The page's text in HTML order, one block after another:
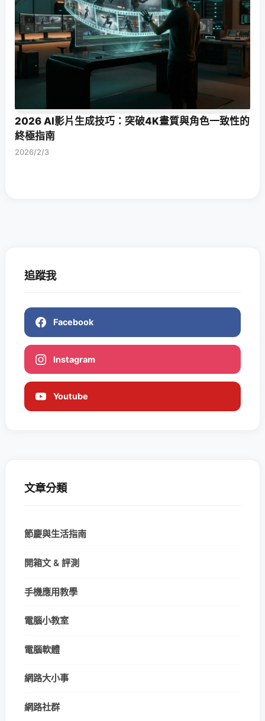
2026 AI影片生成技巧：突破4K畫質與角色一致性的
終極指南
2026/2/3
追蹤我
Facebook
Instagram
Youtube
文章分類
節慶與生活指南
開箱文 & 評測
手機應用教學
電腦小教室
電腦軟體
網路大小事
網路社群